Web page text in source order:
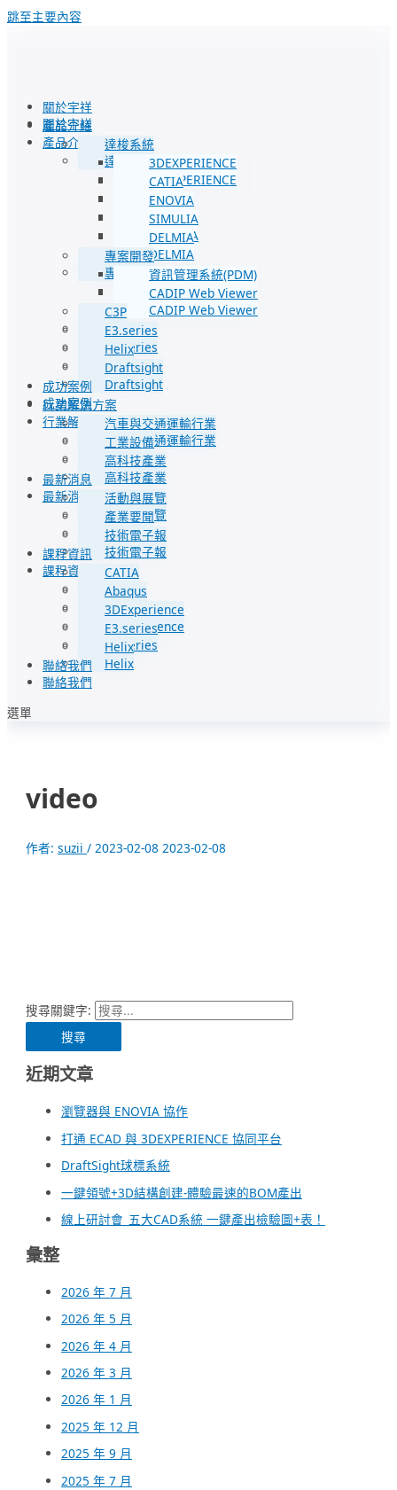
跳至主要內容
關於宇祥
產品介紹
達梭系統
3DEXPERIENCE
CATIA
ENOVIA
SIMULIA
DELMIA
專案開發
資訊管理系統(PDM)
CADIP Web Viewer
C3P
E3.series
Helix
Draftsight
成功案例
行業解決方案
汽車與交通運輸行業
工業設備
高科技產業
最新消息
活動與展覽
產業要聞
技術電子報
課程資訊
CATIA
Abaqus
3DExperience
E3.series
Helix
聯絡我們
選單
關於宇祥
產品介紹
達梭系統
3DEXPERIENCE
CATIA
ENOVIA
SIMULIA
DELMIA
專案開發
資訊管理系統(PDM)
CADIP Web Viewer
C3P
E3.series
Helix
Draftsight
成功案例
行業解決方案
汽車與交通運輸行業
工業設備
高科技產業
最新消息
活動與展覽
產業要聞
技術電子報
課程資訊
CATIA
Abaqus
3DExperience
E3.series
Helix
聯絡我們
video
作者:suzii /2023-02-08 2023-02-08
搜尋關鍵字:
近期文章
瀏覽器與 ENOVIA 協作
打通 ECAD 與 3DEXPERIENCE 協同平台
DraftSight球標系統
一鍵領號+3D結構創建-體驗最速的BOM產出
線上研討會_五大CAD系統 一鍵產出檢驗圖+表！
彙整
2026 年 7 月
2026 年 5 月
2026 年 4 月
2026 年 3 月
2026 年 1 月
2025 年 12 月
2025 年 9 月
2025 年 7 月